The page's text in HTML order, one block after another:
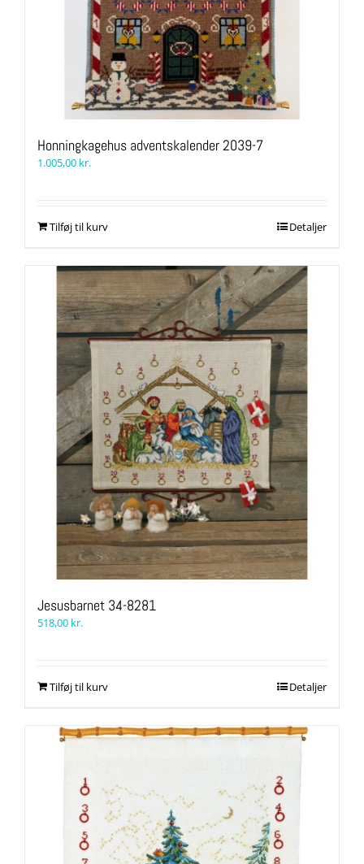
Honningkagehus adventskalender 2039-7
1.005,00 kr.
Tilføj til kurv Detaljer
Jesusbarnet 34-8281
518,00 kr.
Tilføj til kurv Detaljer